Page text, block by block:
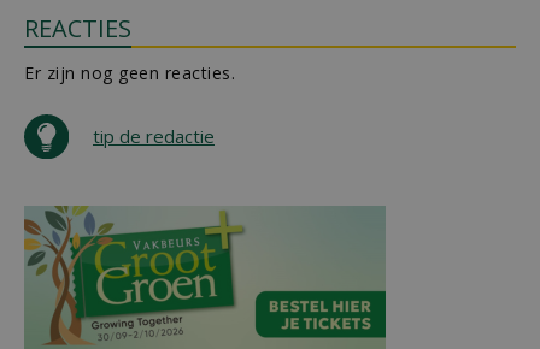
REACTIES
Er zijn nog geen reacties.
tip de redactie